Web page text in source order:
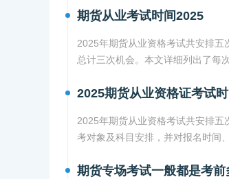
期货从业考试时间2025
2025年期货从业资格考试共安排五
总计三次机会。本文详细列出了每
2025期货从业资格证考试时
2025年期货从业资格考试共安排五
考对象及科目安排，并对报名时间
期货专场考试一般都是考前